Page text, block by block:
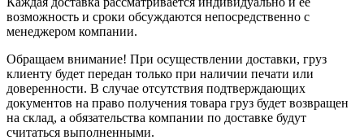
возможность и сроки обсуждаются непосредственно с
менеджером компании.
Обращаем внимание! При осуществлении доставки, груз
клиенту будет передан только при наличии печати или
доверенности. В случае отсутствия подтверждающих
документов на право получения товара груз будет возвращен
на склад, а обязательства компании по доставке будут
считаться выполненными.